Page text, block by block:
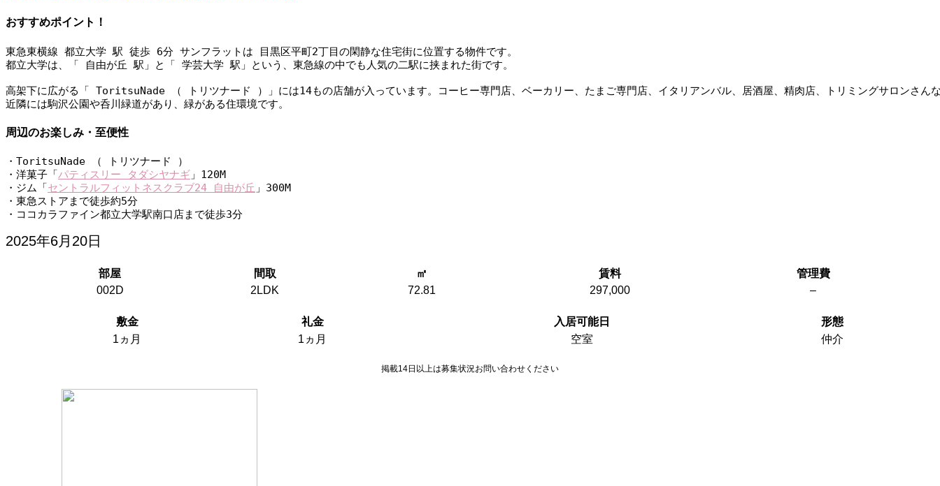
おすすめポイント！
東急東横線 都立大学 駅 徒歩 6分 サンフラットは 目黒区平町2丁目の閑静な住宅街に位置する物件です。
都立大学は、「 自由が丘 駅」と「 学芸大学 駅」という、東急線の中でも人気の二駅に挟まれた街です。
高架下に広がる「 ToritsuNade （ トリツナード ）」には14もの店舗が入っています。コーヒー専門店、ベーカリー、たまご専門店、イタリアンバル、居酒屋、精肉店、トリミングサロンさん
近隣には駒沢公園や呑川緑道があり、緑がある住環境です。
周辺のお楽しみ・至便性
・ToritsuNade （ トリツナード ）
・洋菓子「パティスリー タダシヤナギ 」120M
・ジム「セントラルフィットネスクラブ24 自由が丘 」300M
・東急ストアまで徒歩約5分
・ココカラファイン都立大学駅南口店まで徒歩3分
2025年6月20日
部屋 間取 ㎡ 賃料
管理費
002D
2LDK 72.81 297,000 –
敷金 礼金 入居可能日
形態
1ヵ月
1ヵ月 空室 仲介
掲載14日以上は募集状況お問い合わせください